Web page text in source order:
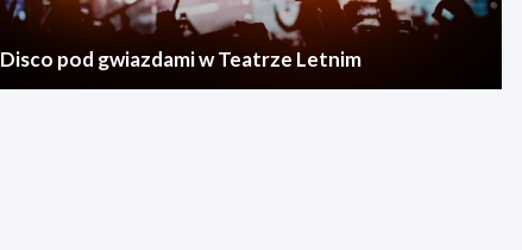
Disco pod gwiazdami w Teatrze Letnim